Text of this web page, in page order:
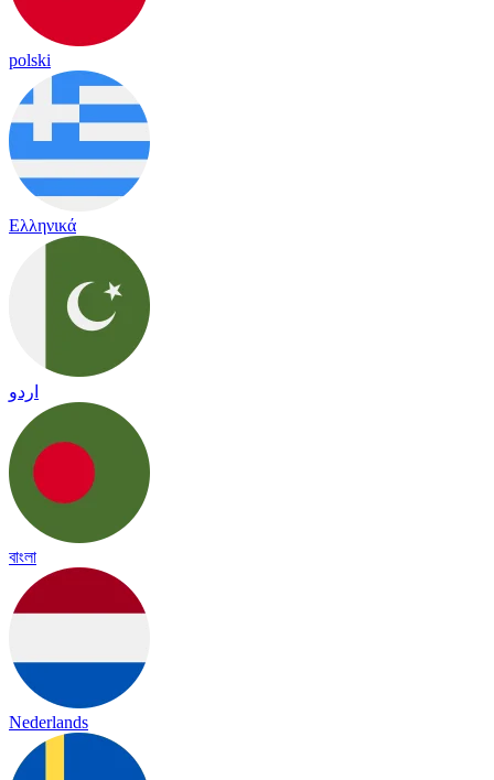
polski
Ελληνικά
اردو
বাংলা
Nederlands